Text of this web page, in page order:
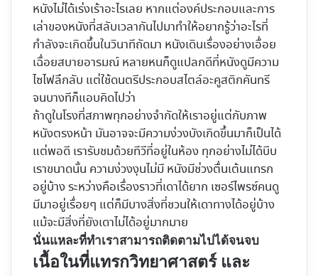
หนังไม่ได้เร่งเร้าอะไรเลย หากแต่องค์ประกอบและการ
เล่าของหนังที่สลับเวลากันไปมาทำให้อยากรู้ว่าอะไรที่
กำลังจะเกิดขึ้นในวินาทีถัดมา หนังเดินเรื่องอย่างเอื่อย
เฉื่อยสบายอารมณ์ หลายหนก็ดูแปลกดีที่หนังดูมีความ
ไซไฟลึกลับ แต่ใช้ดนตรีประกอบสไตล์อะคูสติกคันทรี
จนบางทีก็แอบคิดไปว่า
ถ้าดูในโรงที่สภาพทุกอย่างจำกัดให้เราอยู่แต่กับภาพ
หนังตรงหน้า มันอาจจะมีความง่วงบังเกิดขึ้นมาก็เป็นได้
แต่พอดี เรารับชมด้วยทีวีที่อยู่ในห้อง ทุกอย่างไม่ได้บีบ
เราขนาดนั้น ความง่วงงุนไม่มี หนังมีช่วงตื่นเต้นแทรก
อยู่บ้าง ระหว่างคือเรื่องราวที่เดาได้ยาก เซอร์ไพรซ์คนดู
มีมาอยู่เรื่อยๆ แต่ก็มีบางสิ่งที่ชวนให้เดาทางได้อยู่บ้าง
แม้จะมีสิ่งที่ยังเดาไม่ได้อยู่มากมาย
นั่นแหละที่ทำเราสามารถติดตามไปได้จนจบ
เนื้อในที่แทรกวิทยาศาสตร์ และ